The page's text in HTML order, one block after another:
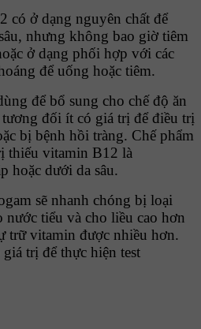
có ở dạng nguyên chất để
nhưng không bao giờ tiêm
ở dạng phối hợp với các
để uống hoặc tiêm.
để bổ sung cho chế độ ăn
đối ít có giá trị để điều trị
bị bệnh hồi tràng. Chế phẩm
thiếu vitamin B12 là
hoặc dưới da sâu.
sẽ nhanh chóng bị loại
tiểu và cho liều cao hơn
trữ vitamin được nhiều hơn.
trị để thực hiện test